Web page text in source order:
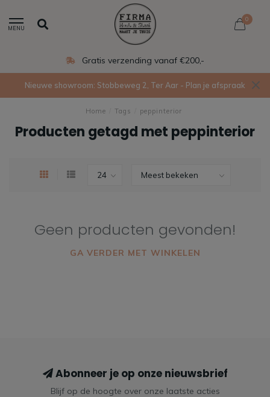
MENU
0
Gratis verzending vanaf €200,-
Nieuwe showroom: Stobbeweg 2, Ter Aar - Plan je afspraak
Home Tags peppinterior
Producten getagd met peppinterior
Geen producten gevonden!
GA VERDER MET WINKELEN
Abonneer je op onze nieuwsbrief
Blijf op de hoogte over onze laatste acties